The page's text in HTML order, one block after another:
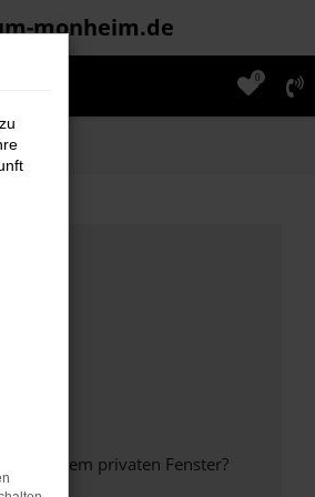
monheim.de
0
in einem privaten Fenster?